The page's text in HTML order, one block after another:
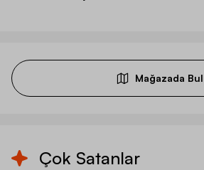
Mağazada Bul
Çok Satanlar